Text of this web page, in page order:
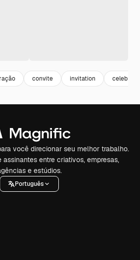
convite invitation celebrate
você direcionar seu melhor trabalho.
assinantes entre criativos, empresas,
e estúdios.
Português